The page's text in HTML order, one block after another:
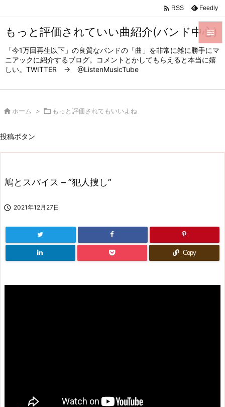
もっと評価されていい曲紹介(バンド中心)
「今1万回再生以下」の良質なバンドの「曲」を非常に雑に勝手にマ
ニアックに紹介するブログ。コメントとかしてもらえると本当に嬉
しい。TWITTER → @ListenMusicTube


メニュ
サイド
 RSS Feedly
 ホーム >  もっと評価されてもいいよね
投稿ボタン
鳩とスパイス – ”犯人捜し”
 2021年12月27日
Copy